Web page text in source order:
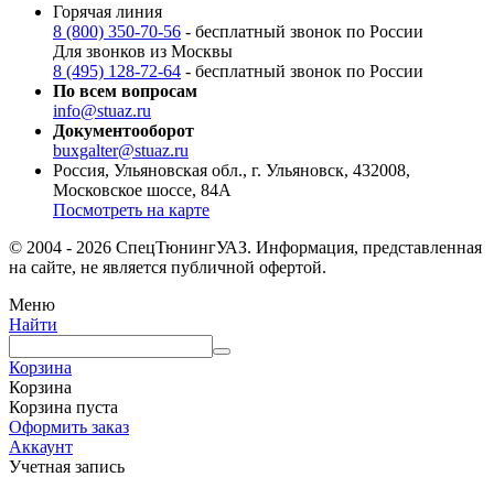
Горячая линия
8 (800) 350-70-56 - бесплатный звонок по России
Для звонков из Москвы
8 (495) 128-72-64 - бесплатный звонок по России
По всем вопросам
info@stuaz.ru
Документооборот
buxgalter@stuaz.ru
Россия, Ульяновская обл., г. Ульяновск, 432008,
Московское шоссе, 84А
Посмотреть на карте
© 2004 - 2026 СпецТюнингУАЗ. Информация, представленная
на сайте, не является публичной офертой.
Меню
Найти
Корзина
Корзина
Корзина пуста
Оформить заказ
Аккаунт
Учетная запись